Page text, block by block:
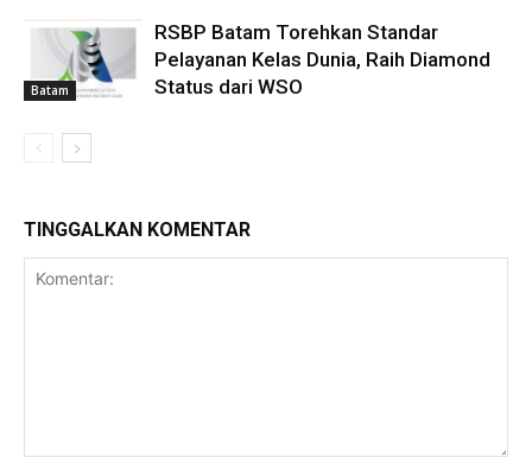
Batam
RSBP Batam Torehkan Standar
Pelayanan Kelas Dunia, Raih Diamond
Status dari WSO
TINGGALKAN KOMENTAR